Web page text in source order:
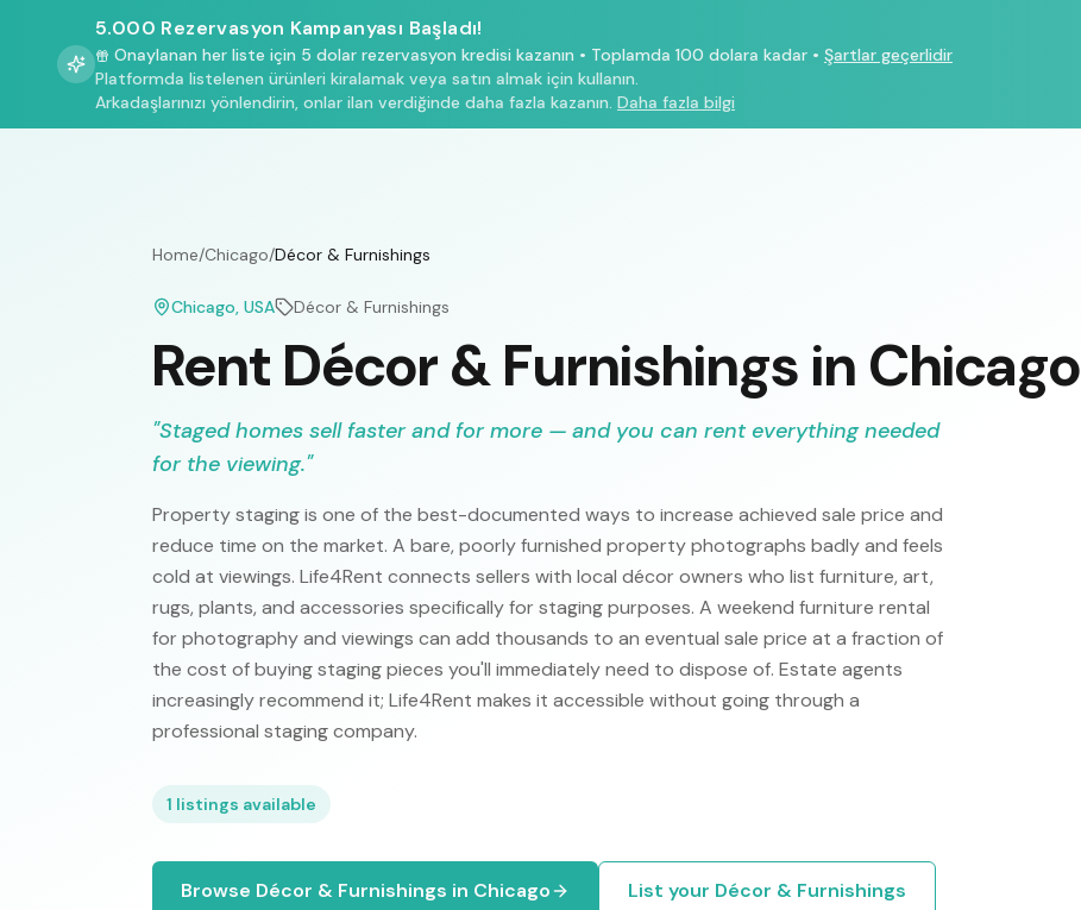
5.000 Rezervasyon Kampanyası Başladı!
Onaylanan her liste için 5 dolar rezervasyon kredisi kazanın • Toplamda 100 dolara kadar • Şartlar geçerlidir
Platformda listelenen ürünleri kiralamak veya satın almak için kullanın.
Arkadaşlarınızı yönlendirin, onlar ilan verdiğinde daha fazla kazanın. Daha fazla bilgi
Home/Chicago/Décor & Furnishings
Chicago, USA Décor & Furnishings
Rent Décor & Furnishings in Chicago
"Staged homes sell faster and for more — and you can rent everything needed
for the viewing."
Property staging is one of the best-documented ways to increase achieved sale price and
reduce time on the market. A bare, poorly furnished property photographs badly and feels
cold at viewings. Life4Rent connects sellers with local décor owners who list furniture, art,
rugs, plants, and accessories specifically for staging purposes. A weekend furniture rental
for photography and viewings can add thousands to an eventual sale price at a fraction of
the cost of buying staging pieces you'll immediately need to dispose of. Estate agents
increasingly recommend it; Life4Rent makes it accessible without going through a
professional staging company.
1 listings available
Browse Décor & Furnishings in Chicago List your Décor & Furnishings